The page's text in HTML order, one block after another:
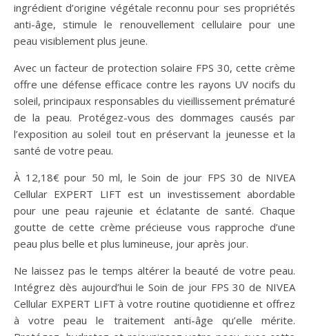
ingrédient d’origine végétale reconnu pour ses propriétés
anti-âge, stimule le renouvellement cellulaire pour une
peau visiblement plus jeune.
Avec un facteur de protection solaire FPS 30, cette crème
offre une défense efficace contre les rayons UV nocifs du
soleil, principaux responsables du vieillissement prématuré
de la peau. Protégez-vous des dommages causés par
l’exposition au soleil tout en préservant la jeunesse et la
santé de votre peau.
À 12,18€ pour 50 ml, le Soin de jour FPS 30 de NIVEA
Cellular EXPERT LIFT est un investissement abordable
pour une peau rajeunie et éclatante de santé. Chaque
goutte de cette crème précieuse vous rapproche d’une
peau plus belle et plus lumineuse, jour après jour.
Ne laissez pas le temps altérer la beauté de votre peau.
Intégrez dès aujourd’hui le Soin de jour FPS 30 de NIVEA
Cellular EXPERT LIFT à votre routine quotidienne et offrez
à votre peau le traitement anti-âge qu’elle mérite.